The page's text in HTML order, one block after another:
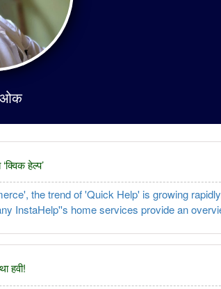
ओक
हेल्प’
the trend of 'Quick Help' is growing
InstaHelp''s home services provide an
हवी!